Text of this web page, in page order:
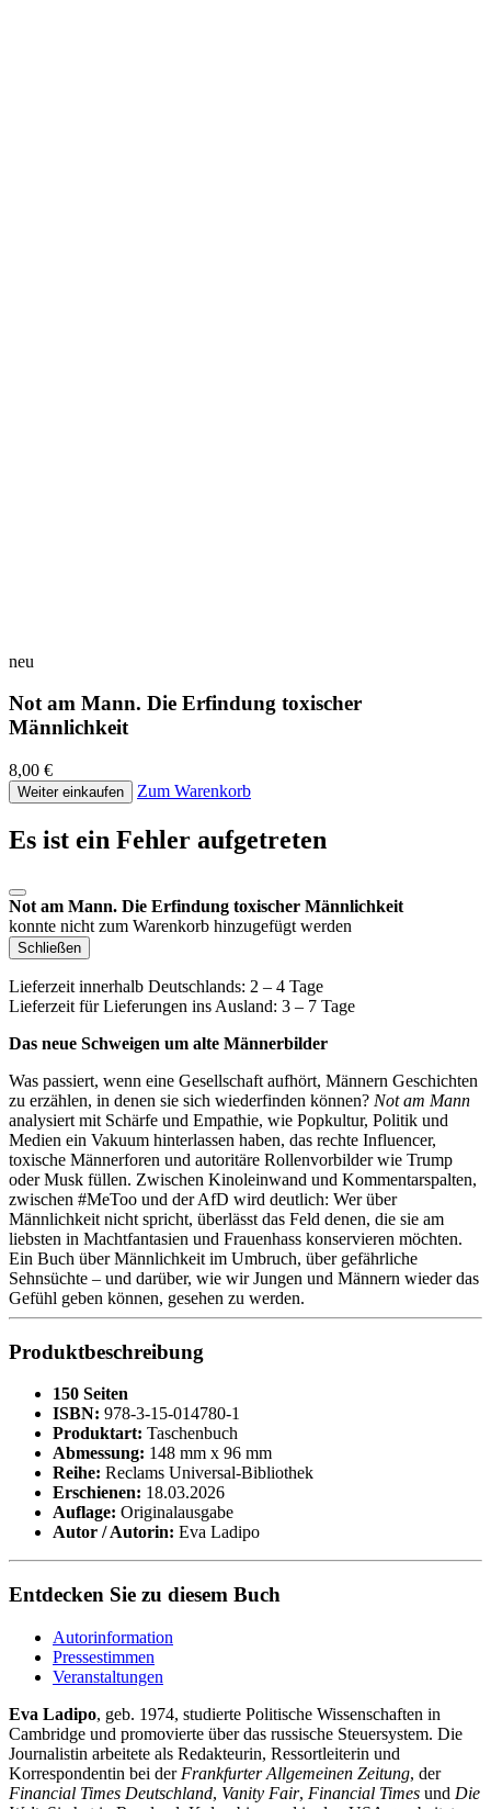
neu
Not am Mann. Die Erfindung toxischer
Männlichkeit
8,00 €
Weiter einkaufen Zum Warenkorb
Es ist ein Fehler aufgetreten
Not am Mann. Die Erfindung toxischer Männlichkeit
konnte nicht zum Warenkorb hinzugefügt werden
Schließen
Lieferzeit innerhalb Deutschlands: 2 – 4 Tage
Lieferzeit für Lieferungen ins Ausland: 3 – 7 Tage
Das neue Schweigen um alte Männerbilder
Was passiert, wenn eine Gesellschaft aufhört, Männern Geschichten
zu erzählen, in denen sie sich wiederfinden können? Not am Mann
analysiert mit Schärfe und Empathie, wie Popkultur, Politik und
Medien ein Vakuum hinterlassen haben, das rechte Influencer,
toxische Männerforen und autoritäre Rollenvorbilder wie Trump
oder Musk füllen. Zwischen Kinoleinwand und Kommentarspalten,
zwischen #MeToo und der AfD wird deutlich: Wer über
Männlichkeit nicht spricht, überlässt das Feld denen, die sie am
liebsten in Machtfantasien und Frauenhass konservieren möchten.
Ein Buch über Männlichkeit im Umbruch, über gefährliche
Sehnsüchte – und darüber, wie wir Jungen und Männern wieder das
Gefühl geben können, gesehen zu werden.
Produktbeschreibung
150 Seiten
ISBN: 978-3-15-014780-1
Produktart: Taschenbuch
Abmessung: 148 mm x 96 mm
Reihe: Reclams Universal-Bibliothek
Erschienen: 18.03.2026
Auflage: Originalausgabe
Autor / Autorin: Eva Ladipo
Entdecken Sie zu diesem Buch
Autorinformation
Pressestimmen
Veranstaltungen
Eva Ladipo, geb. 1974, studierte Politische Wissenschaften in
Cambridge und promovierte über das russische Steuersystem. Die
Journalistin arbeitete als Redakteurin, Ressortleiterin und
Korrespondentin bei der Frankfurter Allgemeinen Zeitung, der
Financial Times Deutschland, Vanity Fair, Financial Times und Die